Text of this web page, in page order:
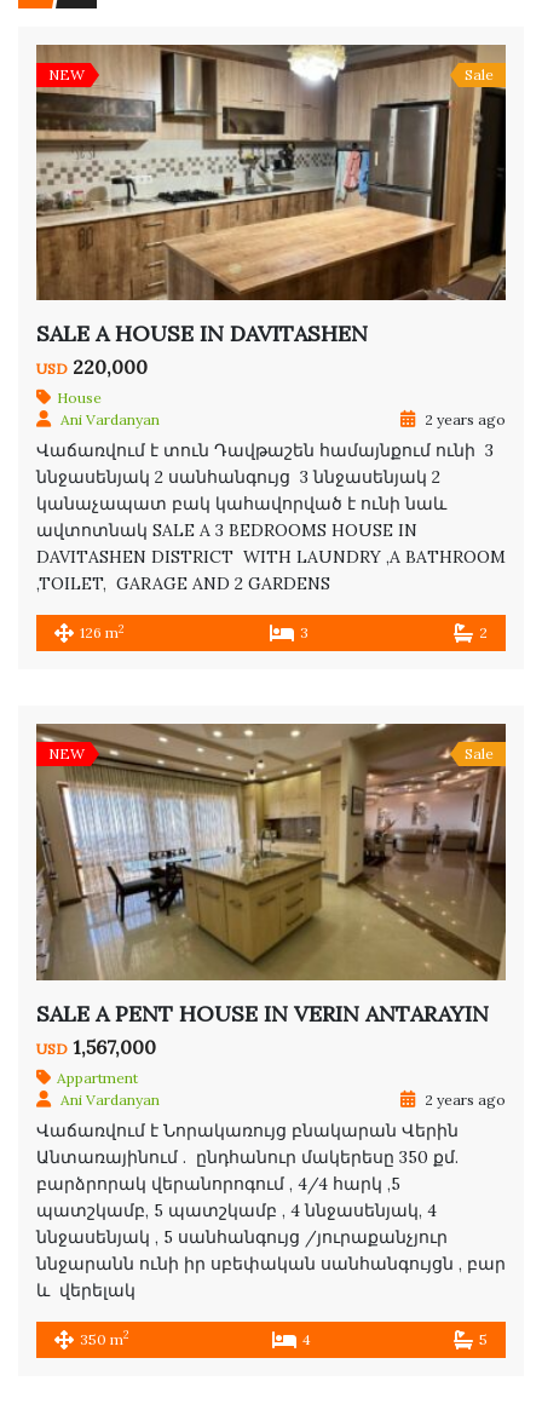
NEW Sale
SALE A HOUSE IN DAVITASHEN
USD 220,000
House
Ani Vardanyan
2 years ago
Վաճառվում է տուն Դավթաշեն համայնքում ունի 3
ննջասենյակ 2 սանհանգույց 3 ննջասենյակ 2
կանաչապատ բակ կահավորված է ունի նաև
ավտոտնակ SALE A 3 BEDROOMS HOUSE IN
DAVITASHEN DISTRICT WITH LAUNDRY ,A BATHROOM
,TOILET, GARAGE AND 2 GARDENS
126 m2 3 2
NEW Sale
SALE A PENT HOUSE IN VERIN ANTARAYIN
USD 1,567,000
Appartment
Ani Vardanyan
2 years ago
Վաճառվում է Նորակառույց բնակարան Վերին
Անտառայինում . ընդհանուր մակերեսը 350 քմ.
բարձրորակ վերանորոգում , 4/4 հարկ ,5
պատշկամբ, 5 պատշկամբ , 4 ննջասենյակ, 4
ննջասենյակ , 5 սանհանգույց /յուրաքանչյուր
ննջարանն ունի իր սբեփական սանհանգույցն , բար
և վերելակ
350 m2 4 5